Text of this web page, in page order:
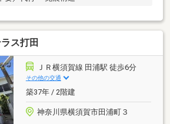
ス打田
ＪＲ横須賀線 田浦駅 徒歩6分
その他の交通
築37年 / 2階建
神奈川県横須賀市田浦町３